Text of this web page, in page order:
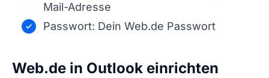
Mail-Adresse
Passwort: Dein Web.de Passwort
Web.de in Outlook einrichten